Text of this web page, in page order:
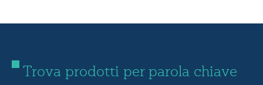
Trova prodotti per parola chiave